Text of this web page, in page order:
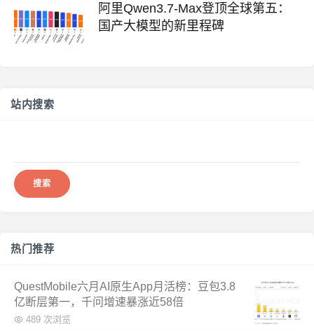
阿里Qwen3.7-Max登顶全球第五：
国产大模型的新里程碑
站内搜索
热门推荐
QuestMobile六月AI原生App月活榜：豆包3.8
亿断层第一，千问增速暴涨近58倍
489 次浏览